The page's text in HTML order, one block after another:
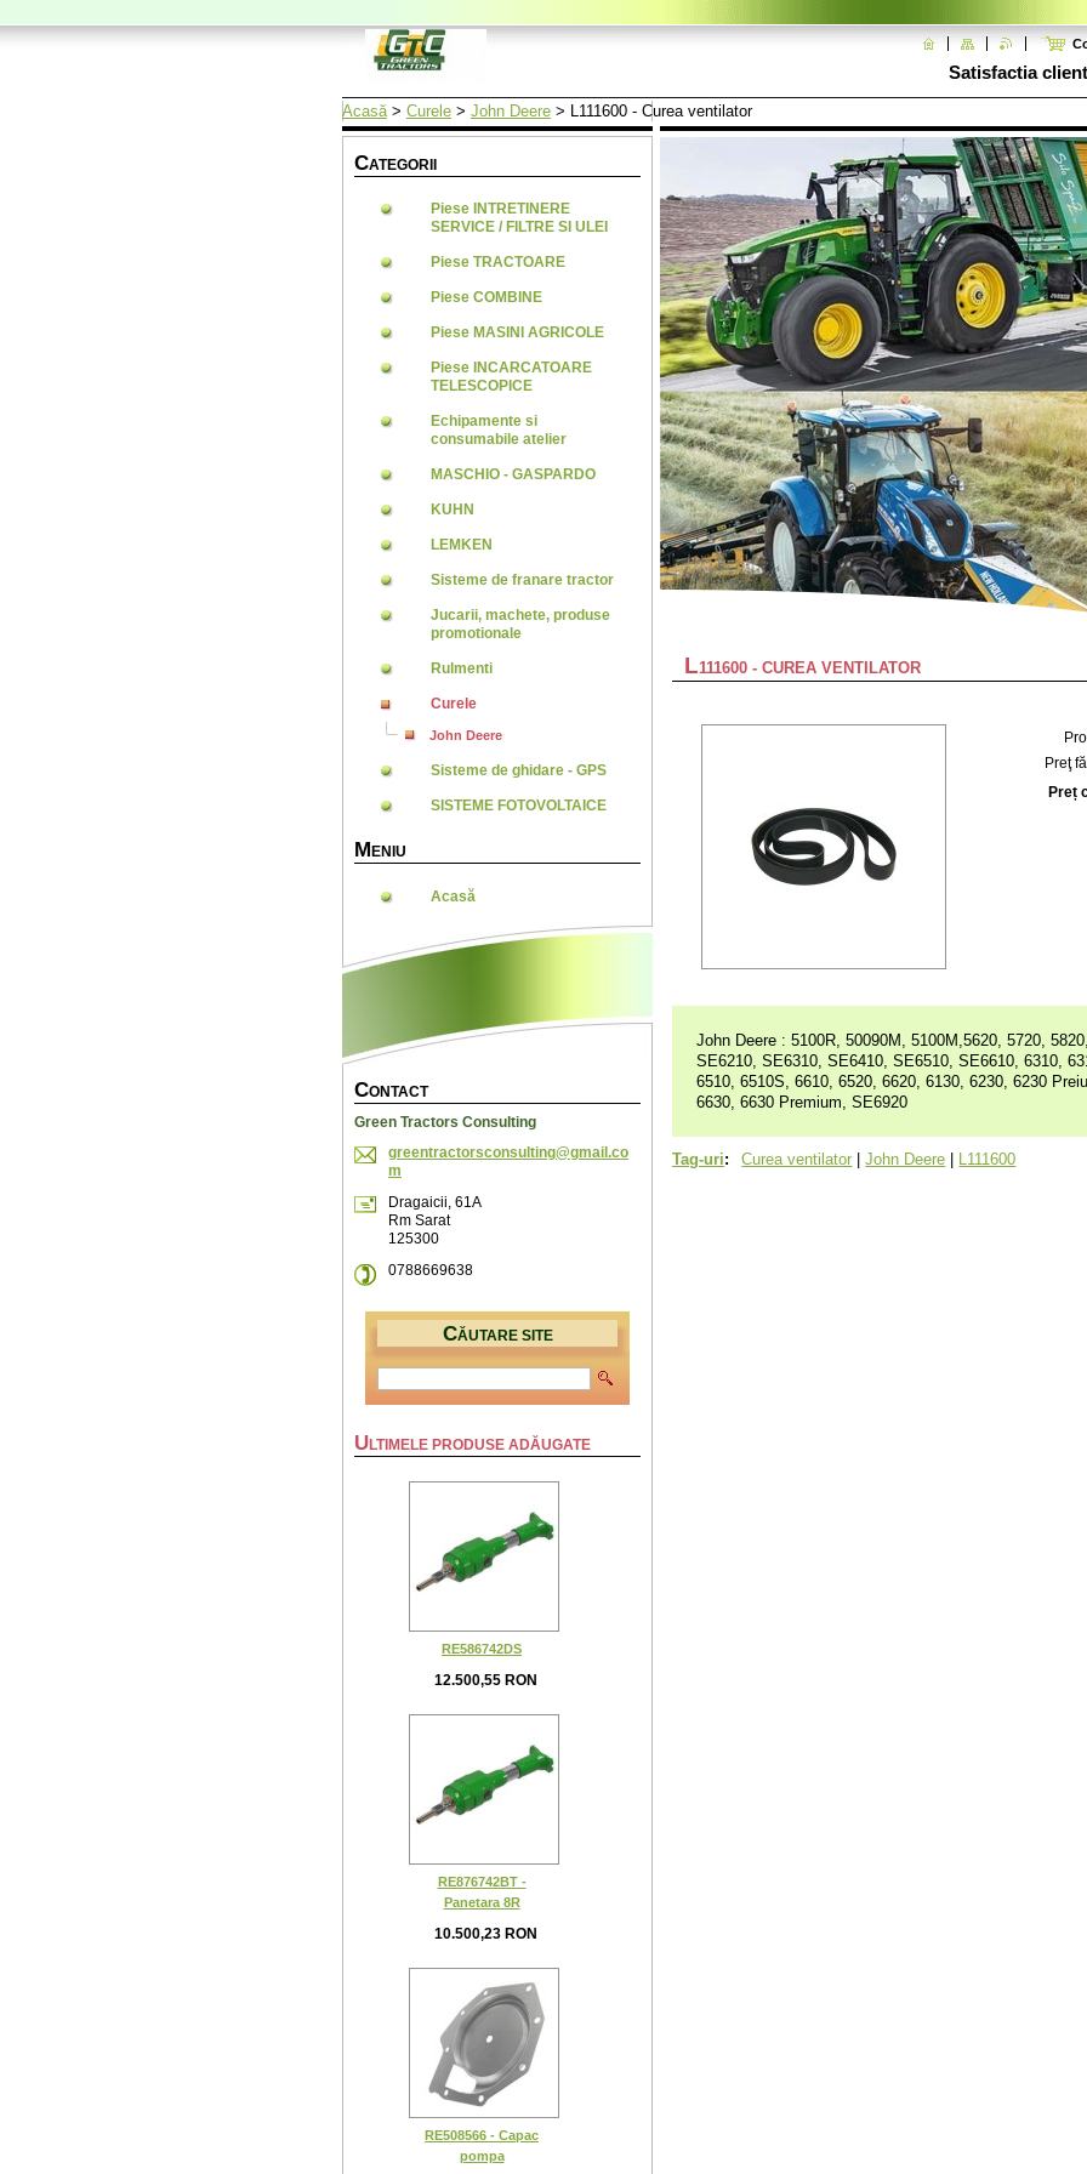
Satisfactia
Acasă > Curele > John Deere > L111600 - Curea ventilator
L111600 - CUREA VENTILATOR
Preţ
Preț
John Deere : 5100R, 50090M, 5100M,5620, 5720,
SE6210, SE6310, SE6410, SE6510, SE6610, 6310,
6510, 6510S, 6610, 6520, 6620, 6130, 6230, 6230
6630, 6630 Premium, SE6920
Tag-uri: Curea ventilator John Deere L111600
CATEGORII
Piese INTRETINERE
SERVICE / FILTRE SI ULEI
Piese TRACTOARE
Piese COMBINE
Piese MASINI AGRICOLE
Piese INCARCATOARE
TELESCOPICE
Echipamente si
consumabile atelier
MASCHIO - GASPARDO
KUHN
LEMKEN
Sisteme de franare tractor
Jucarii, machete, produse
promotionale
Rulmenti
Curele
John Deere
Sisteme de ghidare - GPS
SISTEME FOTOVOLTAICE
M ENIU
Acasă
CONTACT
Green Tractors Consulting
greentractorsconsulting@gmail.co
m
Dragaicii, 61A
Rm Sarat
125300
0788669638
CĂUTARE SITE
ULTIMELE PRODUSE ADĂUGATE
RE586742DS
12.500,55 RON
RE876742BT -
Panetara 8R
10.500,23 RON
RE508566 - Capac
pompa